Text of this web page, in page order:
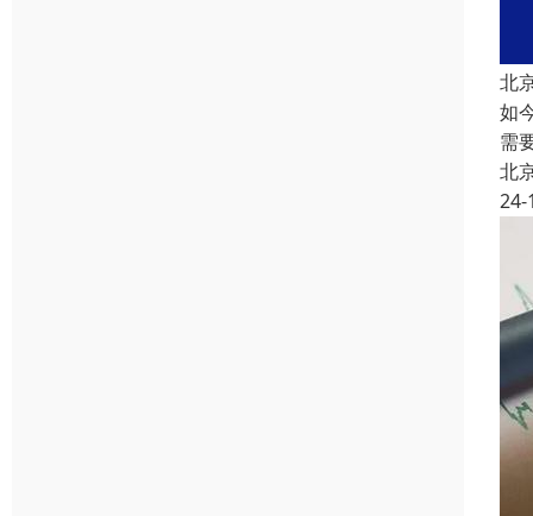
北
如
需
北
24-